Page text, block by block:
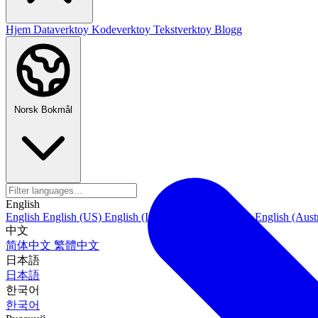
Hjem Dataverktoy Kodeverktoy Tekstverktoy Blogg
Norsk Bokmål
English
English English (US) English (India) English (Canada)English
中文
简体中文 繁體中文
日本語
日本語
한국어
한국어